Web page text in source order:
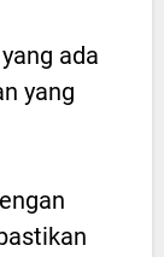
ada
yang